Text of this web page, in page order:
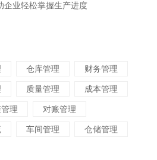
企业轻松掌握生产进度
仓库管理 财务管理
质量管理 成本管理
理 对账管理
车间管理 仓储管理